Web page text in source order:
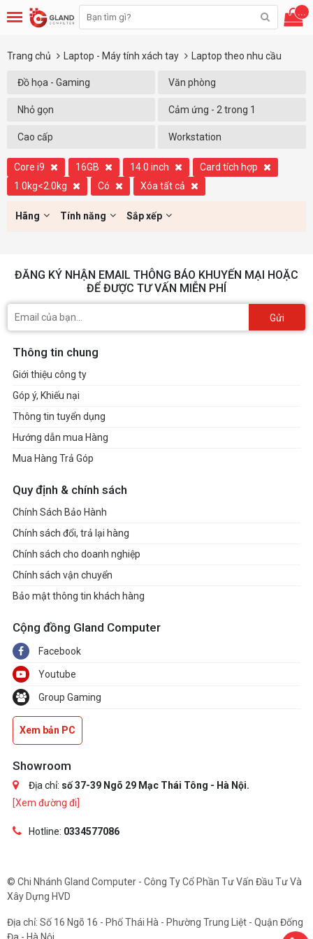
...
Trang chủ Laptop - Máy tính xách tay Laptop theo nhu cầu
Đồ họa - Gaming Văn phòng
Nhỏ gọn Cảm ứng - 2 trong 1
Cao cấp Workstation
Core i9 16GB 14.0 inch
Card tích hợp
1.0kg<2.0kg
Có Xóa tất cả
Hãng Tính năng Sắp xếp
ĐĂNG KÝ NHẬN EMAIL THÔNG BÁO KHUYẾN MẠI HOẶC
ĐỂ ĐƯỢC TƯ VẤN MIỄN PHÍ
Gửi
Thông tin chung
Giới thiệu công ty
Góp ý, Khiếu nại
Thông tin tuyển dụng
Hướng dẫn mua Hàng
Mua Hàng Trả Góp
Quy định & chính sách
Chính Sách Bảo Hành
Chính sách đổi, trả lại hàng
Chính sách cho doanh nghiệp
Chính sách vận chuyển
Bảo mật thông tin khách hàng
Cộng đồng Gland Computer
Facebook
Youtube
Group Gaming
Xem bản PC
Showroom
Địa chỉ: số 37-39 Ngõ 29 Mạc Thái Tông - Hà Nội.
[Xem đường đi]
Hotline: 0334577086
© Chi Nhánh Gland Computer - Công Ty Cổ Phần Tư Vấn Đầu Tư Và
Xây Dựng HVD
Địa chỉ: Số 16 Ngõ 16 - Phố Thái Hà - Phường Trung Liệt - Quận Đống